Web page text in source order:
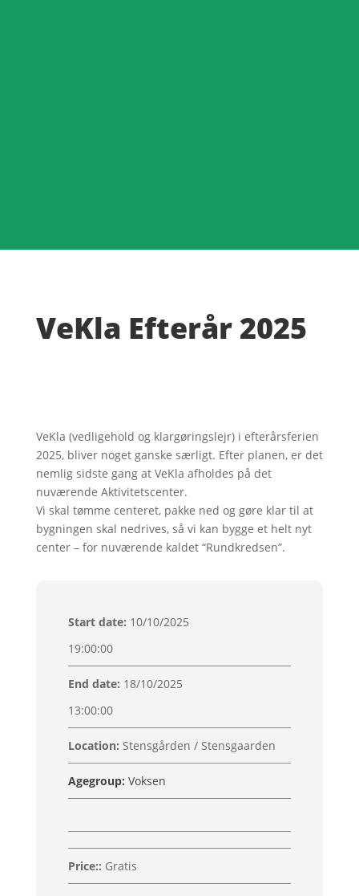
VeKla Efterår 2025
VeKla (vedligehold og klargøringslejr) i efterårsferien
2025, bliver noget ganske særligt. Efter planen, er det
nemlig sidste gang at VeKla afholdes på det
nuværende Aktivitetscenter.
Vi skal tømme centeret, pakke ned og gøre klar til at
bygningen skal nedrives, så vi kan bygge et helt nyt
center – for nuværende kaldet “Rundkredsen”.
Start date: 10/10/2025
19:00:00
End date: 18/10/2025
13:00:00
Location: Stensgården / Stensgaarden
Agegroup: Voksen
Price:: Gratis